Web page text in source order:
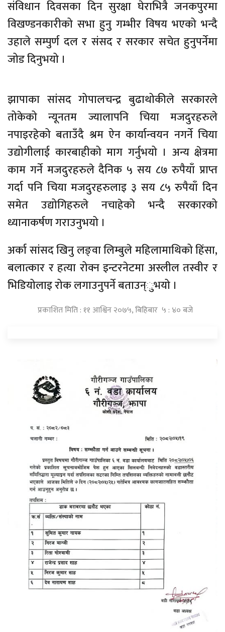
संविधान दिवसका दिन सुरक्षा घेराभित्रै जनकपुरमा
विखण्डनकारीको सभा हुनु गम्भीर विषय भएको भन्दै
उहाले सम्पुर्ण दल र संसद र सरकार सचेत हुनुपर्नेमा
जोड दिनुभयो ।
झापाका सांसद गोपालचन्द्र बुढाथोकीले सरकारले
तोकेको न्यूनतम ज्यालापनि चिया मजदुरहरुले
नपाइरहेको बताउँदै श्रम ऐन कार्यान्वयन नगर्ने चिया
उद्योगीलाई कारबाहीको माग गर्नुभयो । अन्य क्षेत्रमा
काम गर्ने मजदुरहरुले दैनिक ५ सय ८७ रुपैयाँ प्राप्त
गर्दा पनि चिया मजदुरहरुलाइ ३ सय ८५ रुपैयाँ दिन
समेत उद्योगिहरुले नचाहेको भन्दै सरकारको
ध्यानाकर्षण गराउनुभयो ।
अर्का सांसद खिनु लङ्वा लिम्बुले महिलामाथिको हिंसा,
बलात्कार र हत्या रोक्न इन्टरनेटमा अस्लील तस्वीर र
भिडियोलाइ रोक लगाउनुपर्ने बताउन्ुभयो ।
प्रकाशित मिति : ११ आश्विन २०७५, बिहिबार ५ : ४० बजे